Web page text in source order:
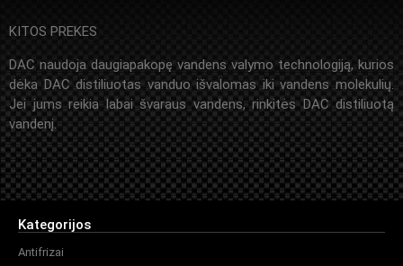
KITOS PREKES
DAC naudoja daugiapakopę vandens valymo technologiją, kurios
dėka DAC distiliuotas vanduo išvalomas iki vandens molekulių.
Jei jums reikia labai švaraus vandens, rinkitės DAC distiliuotą
vandenį.
Kategorijos
Antifrizai